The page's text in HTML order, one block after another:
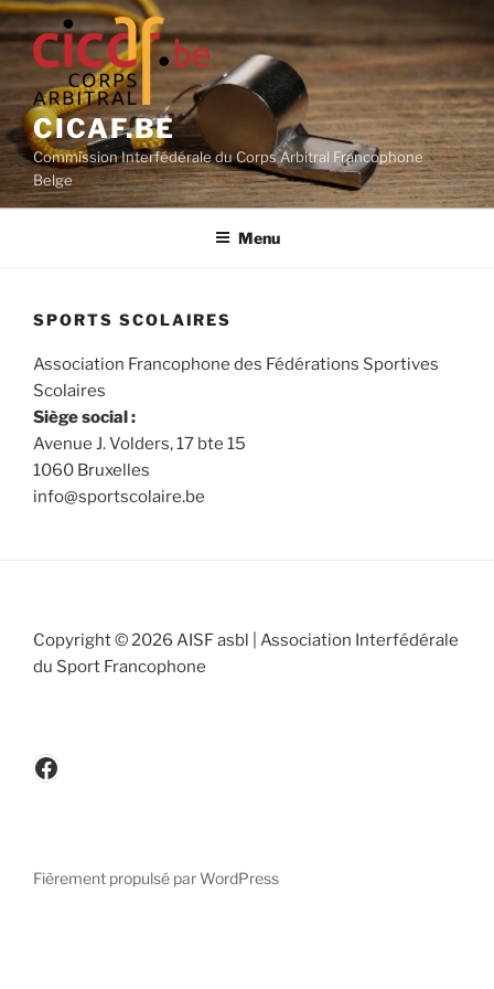
Aller
au
contenu
principal
CICAF.BE
Commission Interfédérale du Corps Arbitral Francophone
Belge
Menu
SPORTS SCOLAIRES
Association Francophone des Fédérations Sportives
Scolaires
Siège social :
Avenue J. Volders, 17 bte 15
1060 Bruxelles
info@sportscolaire.be
Copyright © 2026 AISF asbl | Association Interfédérale
du Sport Francophone
www.facebook.be/cicafbe
Fièrement propulsé par WordPress